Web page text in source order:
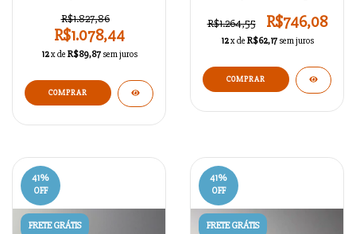
R$1.827,86
R$1.078,44
12x de R$89,87 sem juros
R$1.264,55
R$746,08
12x de R$62,17 sem juros
COMPRAR
41%
OFF
FRETE GRÁTIS
41%
OFF
FRETE GRÁTIS